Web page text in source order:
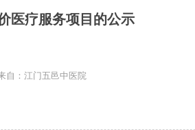
医疗服务项目的公示
自：江门五邑中医院